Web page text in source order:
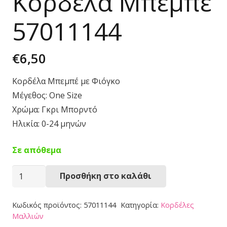
57011144
€6,50
Κορδέλα Μπεμπέ με Φιόγκο
Μέγεθος: One Size
Χρώμα: Γκρι Μπορντό
Ηλικία: 0-24 μηνών
Σε απόθεμα
Κορδέλα
57011144
ποσότητα
Προσθήκη στο καλάθι
Κωδικός προϊόντος: 57011144 Κατηγορία: Κορδέλες
Μαλλιών